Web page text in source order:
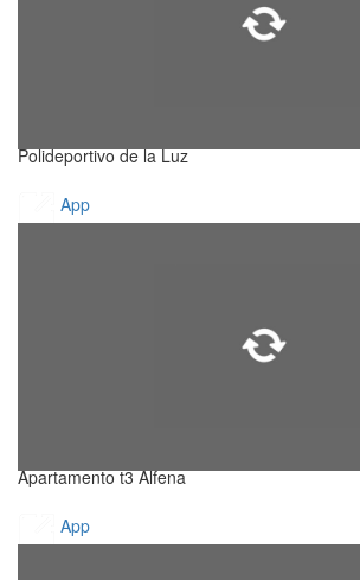
Polideportivo de la Luz
App
Apartamento t3 Alfena
App